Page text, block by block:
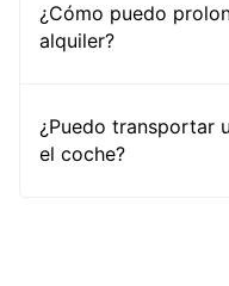
¿Cómo puedo
alquiler?
¿Puedo transportar
el coche?